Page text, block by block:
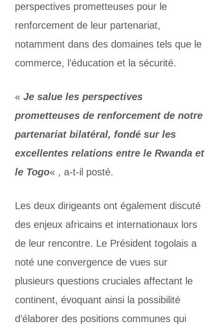
perspectives prometteuses pour le
renforcement de leur partenariat,
notamment dans des domaines tels que le
commerce, l’éducation et la sécurité.
« Je salue les perspectives
prometteuses de renforcement de notre
partenariat bilatéral, fondé sur les
excellentes relations entre le Rwanda et
le Togo« , a-t-il posté.
Les deux dirigeants ont également discuté
des enjeux africains et internationaux lors
de leur rencontre. Le Président togolais a
noté une convergence de vues sur
plusieurs questions cruciales affectant le
continent, évoquant ainsi la possibilité
d’élaborer des positions communes qui